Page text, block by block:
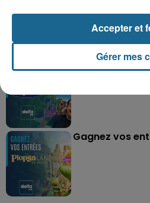
Parc
Gagnez vos
Gagnez vos
Gérer mes
Accepter et